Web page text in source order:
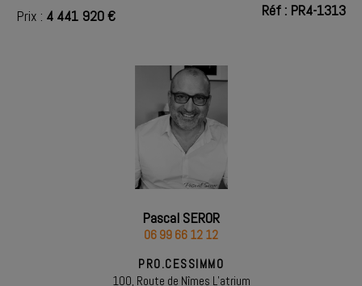
Réf : PR4-1313
Prix : 4 441 920 €
Pascal SEROR
06 99 66 12 12
PRO.CESSIMMO
100, Route de Nîmes L’atrium